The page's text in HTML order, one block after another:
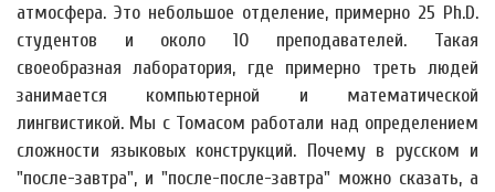
атмосфера. Это небольшое отделение, примерно 25 Ph.D.
студентов и около 10 преподавателей. Такая
своеобразная лаборатория, где примерно треть людей
занимается компьютерной и математической
лингвистикой. Мы с Томасом работали над определением
сложности языковых конструкций. Почему в русском и
"после-завтра", и "после-после-завтра" можно сказать, а